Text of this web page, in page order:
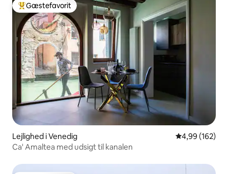
Bedste gæstefavorit
Gæstefavorit
Lejlighed i Venedig 4,99 ud af 5 i
4,99 (162)
Ca' Amaltea med udsigt til kanalen